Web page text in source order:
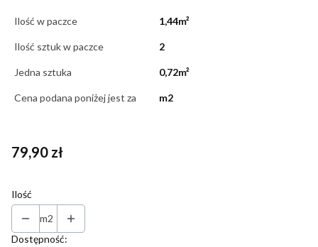
Ilość w paczce 1,44m²
Ilość sztuk w paczce 2
Jedna sztuka 0,72m²
Cena podana poniżej jest za m2
Cena
79,90 zł
Ilość
m2
Dostępność: